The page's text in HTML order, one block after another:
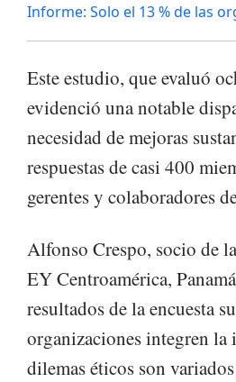
Informe: Solo el 13 % de las
Este estudio, que evaluó
evidenció una notable
necesidad de mejoras
respuestas de casi 400
gerentes y colaboradores
Alfonso Crespo, socio de
EY Centroamérica,
resultados de la encuesta
organizaciones integren
dilemas éticos son